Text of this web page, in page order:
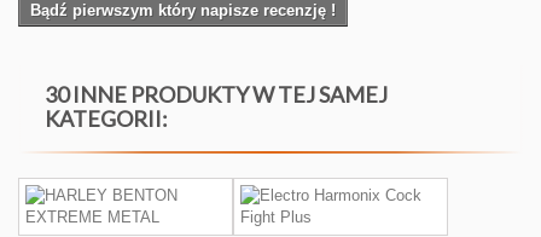
Bądź pierwszym który napisze recenzję !
30 INNE PRODUKTY W TEJ SAMEJ
KATEGORII: